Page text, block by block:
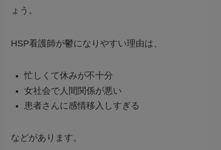
ょう。
HSP看護師が鬱になりやすい理由は、
忙しくて休みが不十分
女社会で人間関係が悪い
患者さんに感情移入しすぎる
などがあります。